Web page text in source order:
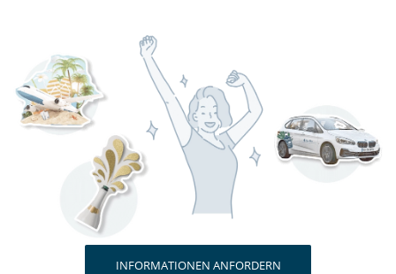
INFORMATIONEN ANFORDERN